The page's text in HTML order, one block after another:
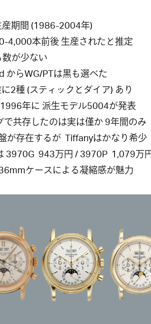
期間 (1986-2004年)
本前後 生産されたと推定
が少ない
らWG/PTは黒も選べた
2種 (スティックとダイア) あり
年に 派生モデル5004が発表
共存したのは実は僅か 9年間のみ
存在するが Tiffanyはかなり希少
3970G 943万円 / 3970P 1,079万
ケースによる凝縮感が魅力